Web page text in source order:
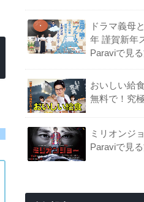
ドラマ義母
年 謹賀新年
Paraviで見
おいしい給
無料で！究
ミリオンジ
Paraviで見